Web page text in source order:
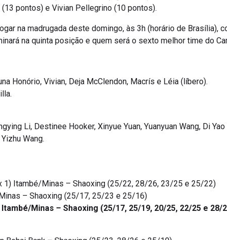
pontos) e Vivian Pellegrino (10 pontos).
na madrugada deste domingo, às 3h (horário de Brasília),
na quinta posição e quem será o sexto melhor time do
Honório, Vivian, Deja McClendon, Macrís e Léia (líbero).
Li, Destinee Hooker, Xinyue Yuan, Yuanyuan Wang, Di
Wang.
1) Itambé/Minas – Shaoxing (25/22, 28/26, 23/25 e 25/22)
– Shaoxing (25/17, 25/23 e 25/16)
Minas – Shaoxing (25/17, 25/19, 20/25, 22/25 e 28/